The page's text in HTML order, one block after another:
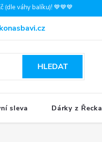
(dle váhy balíku)! 💙💙💙
Obchodní podmínky
HLEDAT
sleva Dárky z Řecka